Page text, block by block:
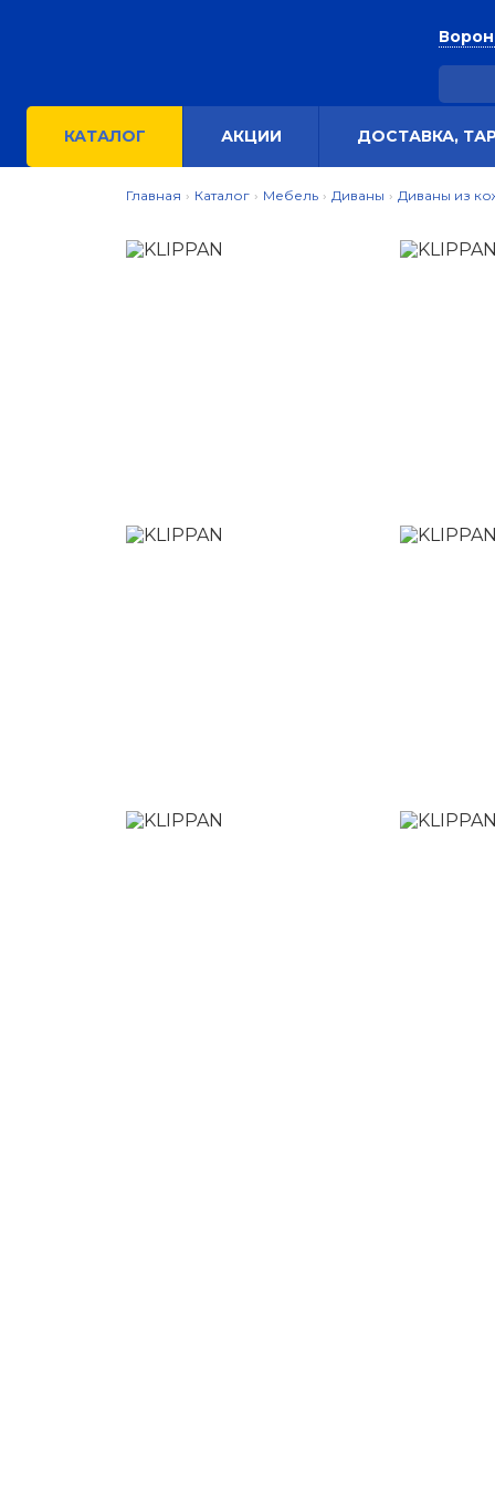
КАТАЛОГ АКЦИИ ДОСТАВКА,
Главная › Каталог › Мебель › Диваны › Диваны из